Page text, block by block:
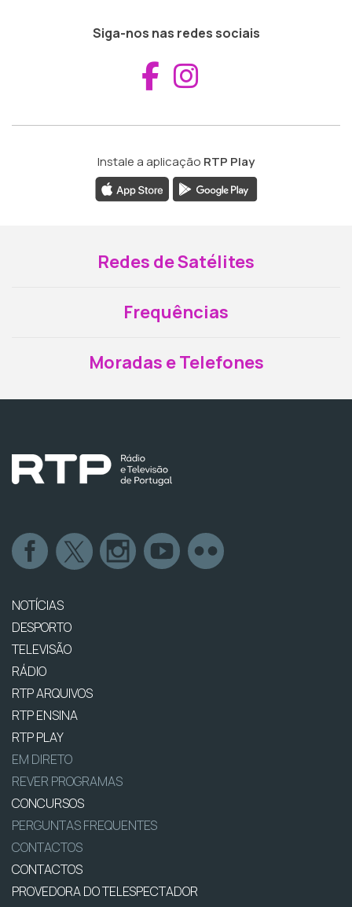
Siga-nos nas redes sociais
Aceder ao
Instale a aplicação RTP Play
Redes de Satélites
Frequências
Moradas e Telefones
NOTÍCIAS
DESPORTO
TELEVISÃO
RÁDIO
RTP ARQUIVOS
RTP ENSINA
RTP PLAY
EM DIRETO
REVER PROGRAMAS
CONCURSOS
PERGUNTAS FREQUENTES
CONTACTOS
CONTACTOS
PROVEDORA DO TELESPECTADOR